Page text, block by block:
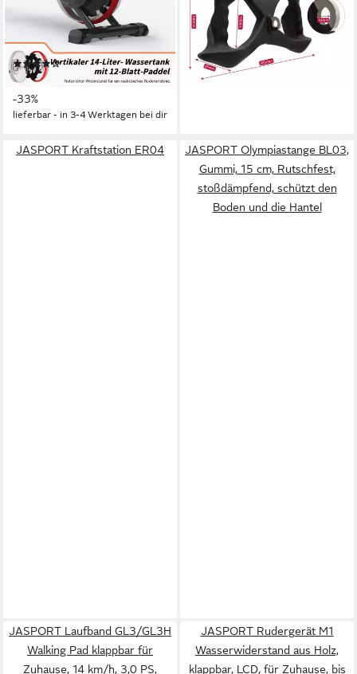
Tank, LCD
max. Benutzergewicht
200 cm
max. Körpergröße
(1)
269,00 € UVP399,00 €
-33%
lieferbar - in 3-4 Werktagen bei dir
33,99 € UVP59,99 €
-43%
lieferbar - in 2-3 Werktagen bei dir
JASPORT Kraftstation ER04
JASPORT Olympiastange BL03,
Gummi, 15 cm, Rutschfest,
stoßdämpfend, schützt den
Boden und die Hantel
JASPORT Laufband GL3/GL3H
Walking Pad klappbar für
Zuhause, 14 km/h, 3,0 PS,
JASPORT Rudergerät M1
Wasserwiderstand aus Holz,
klappbar, LCD, für Zuhause, bis